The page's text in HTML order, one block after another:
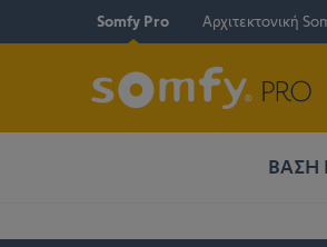
Somfy Pro Αρχιτεκτονική
ΒΆΣΗ